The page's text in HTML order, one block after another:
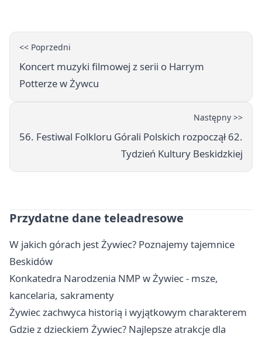
<< Poprzedni
Koncert muzyki filmowej z serii o Harrym
Potterze w Żywcu
Następny >>
56. Festiwal Folkloru Górali Polskich rozpoczął 62.
Tydzień Kultury Beskidzkiej
Przydatne dane teleadresowe
W jakich górach jest Żywiec? Poznajemy tajemnice
Beskidów
Konkatedra Narodzenia NMP w Żywiec - msze,
kancelaria, sakramenty
Żywiec zachwyca historią i wyjątkowym charakterem
Gdzie z dzieckiem Żywiec? Najlepsze atrakcje dla